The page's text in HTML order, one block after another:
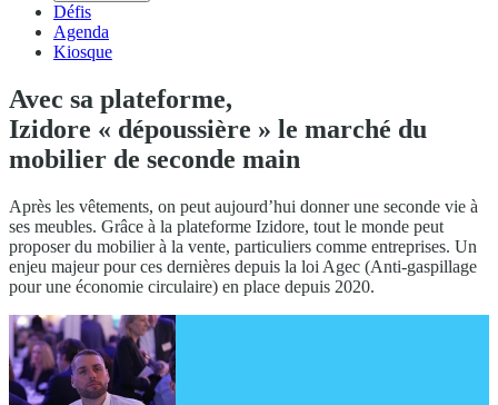
Défis
Agenda
Kiosque
Avec sa plateforme,
Izidore « dépoussière » le marché du
mobilier de seconde main
Après les vêtements, on peut aujourd’hui donner une seconde vie à
ses meubles. Grâce à la plateforme Izidore, tout le monde peut
proposer du mobilier à la vente, particuliers comme entreprises. Un
enjeu majeur pour ces dernières depuis la loi Agec (Anti-gaspillage
pour une économie circulaire) en place depuis 2020.